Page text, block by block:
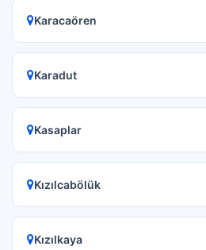
Karacaören
Karadut
Kasaplar
Kızılcabölük
Kızılkaya